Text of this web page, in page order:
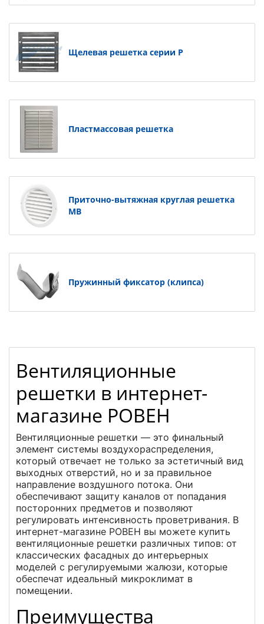
Щелевая решетка серии Р
Пластмассовая решетка
Приточно-вытяжная круглая решетка
МВ
Пружинный фиксатор (клипса)
Вентиляционные
решетки в интернет-
магазине РОВЕН
Вентиляционные решетки — это финальный
элемент системы воздухораспределения,
который отвечает не только за эстетичный вид
выходных отверстий, но и за правильное
направление воздушного потока. Они
обеспечивают защиту каналов от попадания
посторонних предметов и позволяют
регулировать интенсивность проветривания. В
интернет-магазине РОВЕН вы можете купить
вентиляционные решетки различных типов: от
классических фасадных до интерьерных
моделей с регулируемыми жалюзи, которые
обеспечат идеальный микроклимат в
помещении.
Преимущества